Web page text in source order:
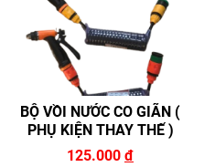
BỘ VỒI NƯỚC CO GIÃN (
PHỤ KIỆN THAY THẾ )
125.000 đ